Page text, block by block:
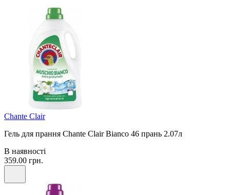
Chante Clair
Гель для прання Chante Clair Bianco 46 прань 2.07л
В наявності
359.00 грн.